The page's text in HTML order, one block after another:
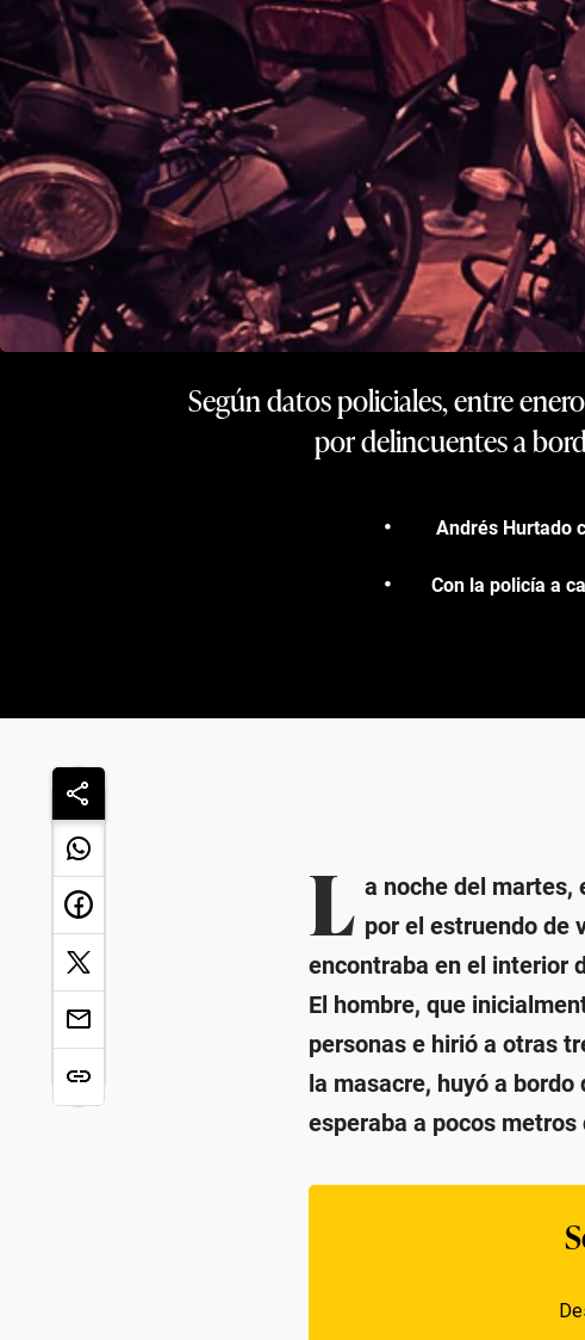
Según datos policiales, entre
por delincuentes a
Andrés Hurtado
Con la policía a
L a noche del martes,
por el estruendo de
encontraba en el interior
El hombre, que
personas e hirió a otras
la masacre, huyó a
esperaba a pocos metros